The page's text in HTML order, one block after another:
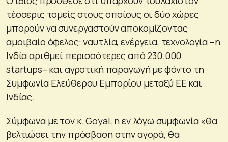
τέσσερις τομείς στους οποίους οι δύο χώρες
μπορούν να συνεργαστούν αποκομίζοντας
αμοιβαίο όφελος: ναυτλία, ενέργεια, τεχνολογία –η
Ινδία αριθμεί περισσότερες από 230.000
startups– και αγροτική παραγωγή με φόντο τη
Συμφωνία Ελεύθερου Εμπορίου μεταξύ ΕΕ και
Ινδίας.
Σύμφωνα με τον κ. Goyal, η εν λόγω συμφωνία «θα
βελτιώσει την πρόσβαση στην αγορά, θα